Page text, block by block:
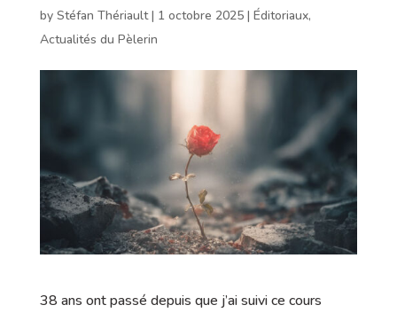
by Stéfan Thériault| 1 octobre 2025| Éditoriaux,
Actualités du Pèlerin
38 ans ont passé depuis que j’ai suivi ce cours